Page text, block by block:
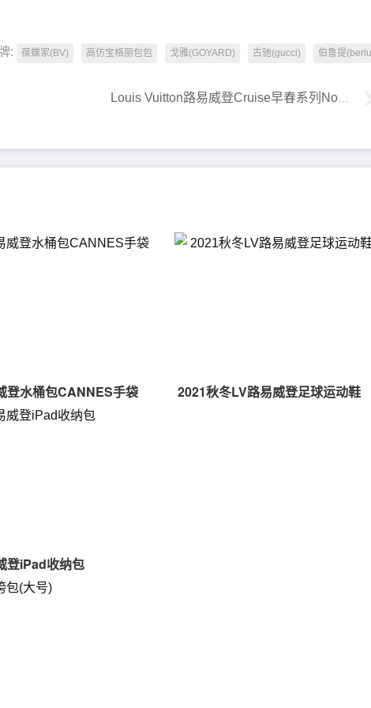
: 葆蝶家(BV) 高仿宝格丽包包 戈雅(GOYARD) 古驰(gucci) 伯鲁提
Louis Vuitton路易威登Cruise早春系列Noé手袋
登水桶包CANNES手袋 2021秋冬LV路易威登足球运动鞋
登iPad收纳包